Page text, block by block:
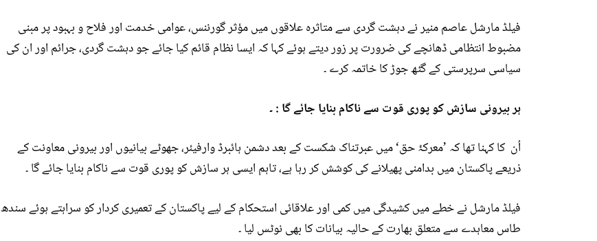
فیلڈ مارشل عاصم منیر نے دہشت گردی سے متاثرہ علاقوں میں مؤثر گورننس، عوامی خدمت اور فلاح و بہبود پر مبنی
مضبوط انتظامی ڈھانچے کی ضرورت پر زور دیتے ہوئے کہا کہ ایسا نظام قائم کیا جائے جو دہشت گردی، جرائم اور ان کی
سیاسی سرپرستی کے گٹھ جوڑ کا خاتمہ کرے ۔
ہر بيرونی سازش کو پوری قوت سے ناکام بنایا جائے گا : ۔
اُن کا کہنا تھا کہ ’معرکۂ حق‘ میں عبرتناک شکست کے بعد دشمن ہائبرڈ وارفیئر، جھوٹے بیانیوں اور بیرونی معاونت کے
ذریعے پاکستان میں بدامنی پھیلانے کی کوشش کر رہا ہے، تاہم ایسی ہر سازش کو پوری قوت سے ناکام بنایا جائے گا ۔
فیلڈ مارشل نے خطے میں کشیدگی میں کمی اور علاقائی استحکام کے لیے پاکستان کے تعمیری کردار کو سراہتے ہوئے سندھ
طاس معاہدے سے متعلق بھارت کے حالیہ بیانات کا بھی نوٹس لیا ۔